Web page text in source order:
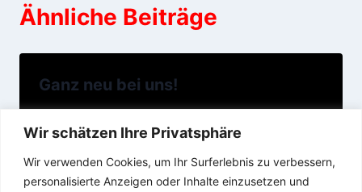
Wir schätzen Ihre Privatsphäre
Wir verwenden Cookies, um Ihr Surferlebnis zu verbessern,
personalisierte Anzeigen oder Inhalte einzusetzen und
Ähnliche Beiträge
Ganz neu bei uns!